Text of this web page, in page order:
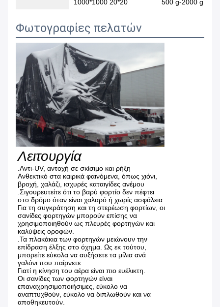
1000*1000 20*20 500 g-2000 g
Φωτογραφίες πελατών
Λειτουργία
.Αντι-UV, αντοχή σε σκίσιμο και ρήξη
Ανθεκτικό στα καιρικά φαινόμενα, όπως χιόνι,
βροχή, χαλάζι, ισχυρές καταιγίδες ανέμου
.Σιγουρευτείτε ότι το βαρύ φορτίο δεν πέφτει
στο δρόμο όταν είναι χαλαρό ή χωρίς ασφάλεια
Για τη συγκράτηση και τη στερέωση φορτίων, οι
σανίδες φορτηγών μπορούν επίσης να
χρησιμοποιηθούν ως πλευρές φορτηγών και
καλύψεις οροφών.
.Τα πλακάκια των φορτηγών μειώνουν την
επίδραση έλξης στο όχημα. Ως εκ τούτου,
μπορείτε εύκολα να αυξήσετε τα μίλια ανά
γαλόνι που παίρνετε
Γιατί η κίνηση του αέρα είναι πιο ευέλικτη.
Οι σανίδες των φορτηγών είναι
επαναχρησιμοποιήσιμες, εύκολο να
αναπτυχθούν, εύκολο να διπλωθούν και να
αποθηκευτούν.